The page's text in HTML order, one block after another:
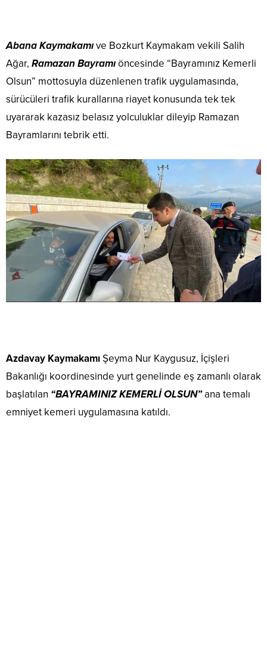
Abana Kaymakamıve Bozkurt Kaymakam vekili Salih
Ağar, Ramazan Bayramıöncesinde “Bayramınız Kemerli
Olsun” mottosuyla düzenlenen trafik uygulamasında,
sürücüleri trafik kurallarına riayet konusunda tek tek
uyararak kazasız belasız yolculuklar dileyip Ramazan
Bayramlarını tebrik etti.
Azdavay KaymakamıŞeyma Nur Kaygusuz, İçişleri
Bakanlığı koordinesinde yurt genelinde eş zamanlı olarak
başlatılan “BAYRAMINIZ KEMERLİ OLSUN”ana temalı
emniyet kemeri uygulamasına katıldı.